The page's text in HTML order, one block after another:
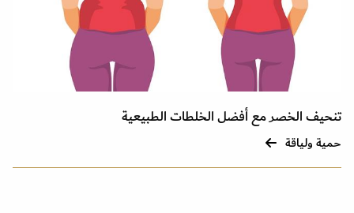
تنحيف الخصر مع أفضل الخلطات الطبيعية
حمية ولياقة